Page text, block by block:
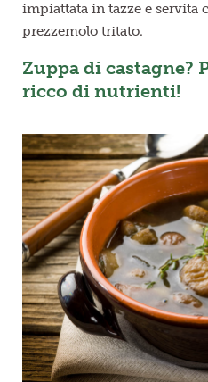
impiattata in tazze e servita
prezzemolo tritato.
Zuppa di castagne?
ricco di nutrienti!